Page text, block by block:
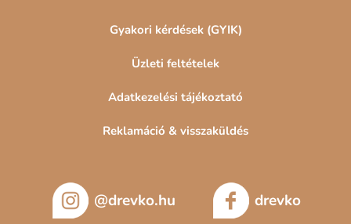
Gyakori kérdések (GYIK)
Üzleti feltételek
Adatkezelési tájékoztató
Reklamáció & visszaküldés
@drevko.hu drevko